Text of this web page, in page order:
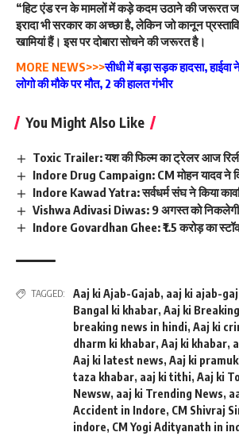
“हिट एंड रन के मामलों में कड़े कदम उठाने की जरूरत
इरादा भी सरकार का अच्छा है, लेकिन जो कानून
खामियां हैं। इस पर दोबारा सोचने की जरूरत है।
MORE NEWS>>>सीधी में बड़ा सड़क हादसा,
लोगो की मौके पर मौत, 2 की हालत गंभीर
You Might Also Like
Toxic Trailer: यश की फिल्म का ट्रेलर आज
Indore Drug Campaign: CM मोहन यादव ने
Indore Kawad Yatra: सर्वधर्म संघ ने किया
Vishwa Adivasi Diwas: 9 अगस्त को निकलेगी
Indore Govardhan Ghee: ₹1.5 करोड़ का
TAGGED: Aaj ki Ajab-Gajab, aaj ki ajab-
Bangal ki khabar, Aaj ki
breaking news in hindi, Aaj ki
dharm ki khabar, Aaj ki khabar,
Aaj ki latest news, Aaj ki
taza khabar, aaj ki tithi, Aaj ki
Newsw, aaj ki Trending News,
Accident in Indore, CM Shivraj
indore, CM Yogi Adityanath in